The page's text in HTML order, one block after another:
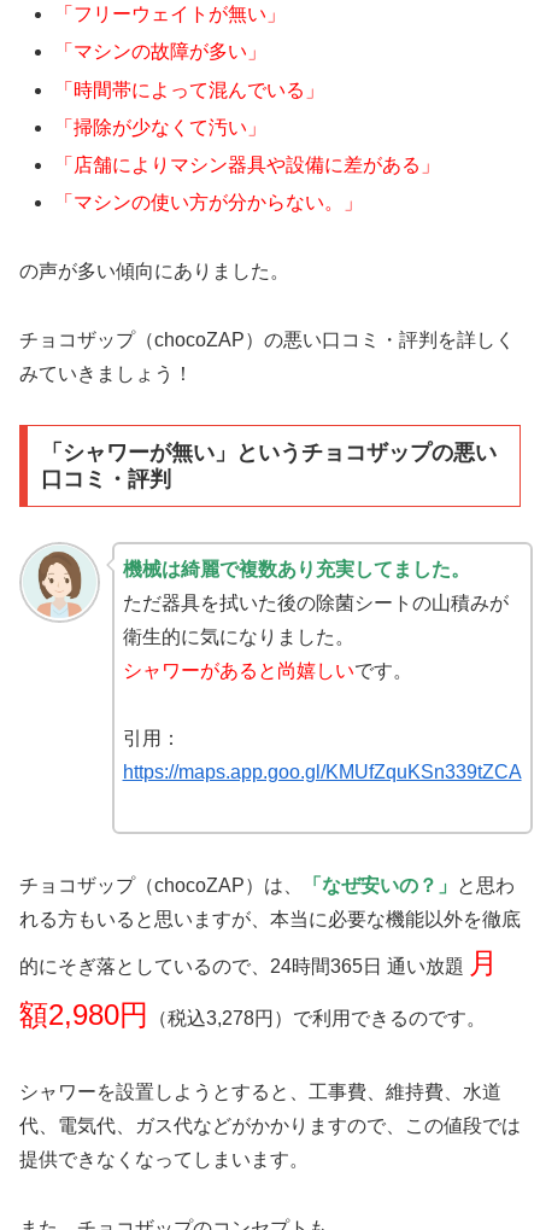
「フリーウェイトが無い」
「マシンの故障が多い」
「時間帯によって混んでいる」
「掃除が少なくて汚い」
「店舗によりマシン器具や設備に差がある」
「マシンの使い方が分からない。」
の声が多い傾向にありました。
チョコザップ（chocoZAP）の悪い口コミ・評判を詳しく
みていきましょう！
「シャワーが無い」というチョコザップの悪い
口コミ・評判
機械は綺麗で複数あり充実してました。
ただ器具を拭いた後の除菌シートの山積みが
衛生的に気になりました。
シャワーがあると尚嬉しいです。
引用：
https://maps.app.goo.gl/KMUfZquKSn339tZCA
チョコザップ（chocoZAP）は、 「なぜ安いの？」
と思わ
れる方もいると思いますが、本当に必要な機能以外を徹底
的にそぎ落としているので、24時間365日 通い放題
月
額2,980円
（税込3,278円）で利用できるのです。
シャワーを設置しようとすると、工事費、維持費、水道
代、電気代、ガス代などがかかりますので、この値段では
提供できなくなってしまいます。